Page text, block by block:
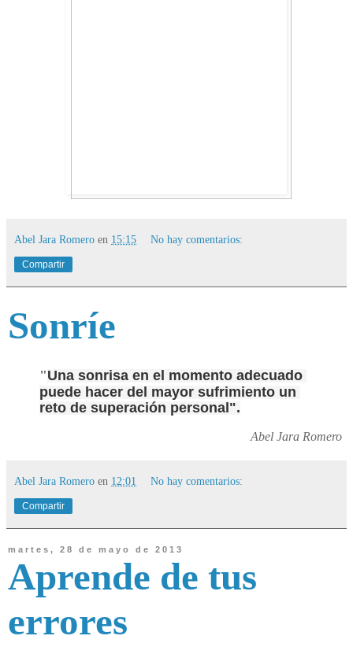
Abel Jara Romero en 15:15 No hay comentarios:
Compartir
Sonríe
"Una sonrisa en el momento adecuado
puede hacer del mayor sufrimiento un
reto de superación personal".
Abel Jara Romero
Abel Jara Romero en 12:01 No hay comentarios:
Compartir
martes, 28 de mayo de 2013
Aprende de tus
errores